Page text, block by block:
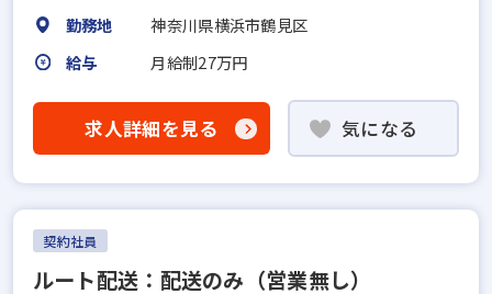
勤務地
神奈川県横浜市鶴見区
給与
月給制27万円
求人詳細を見る 気になる
契約社員
ルート配送：配送のみ（営業無し）